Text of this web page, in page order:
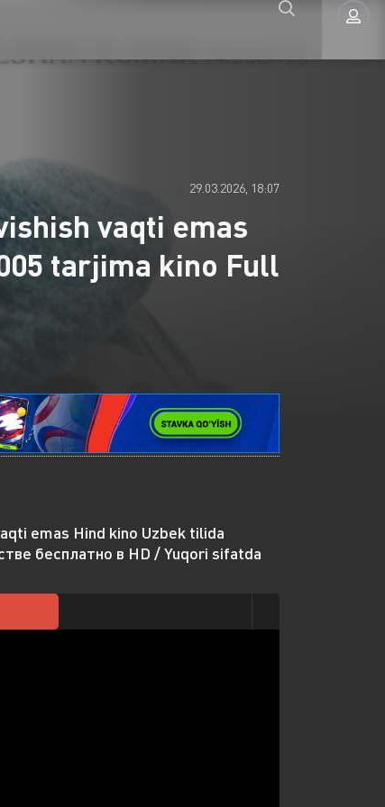
29.03.2026, 18:07
vaqti emas
tarjima kino Full
emas Hind kino Uzbek tilida
бесплатно в HD / Yuqori sifatda